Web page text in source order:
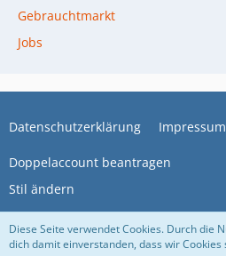
Gebrauchtmarkt
Jobs
Stil ändern
Datenschutzerklärung Impressum
Doppelaccount beantragen
Marktplatz, entwickelt von
Diese Seite verwendet Cookies. Durch die
dich damit einverstanden, dass wir Cookies